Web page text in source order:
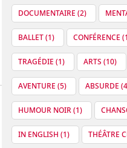
DOCUMENTAIRE (2)
BALLET (1) CONFÉRENCE
TRAGÉDIE (1) ARTS (10)
AVENTURE (5) ABSURDE
HUMOUR NOIR (1)
IN ENGLISH (1) THÉÂTRE